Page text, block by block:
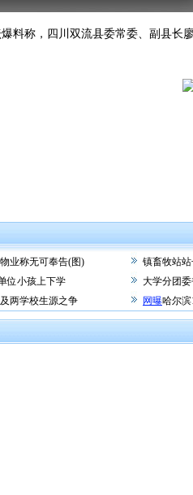
称，四川双流县委常委、副县长
业称无可奉告(图)
镇畜牧站
位小孩上下学
大学分团
两学校生源之争 网曝哈尔